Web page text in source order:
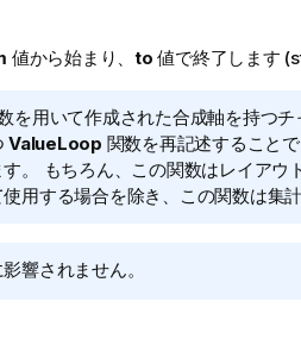
値から始まり、 to 値で終了します
を用いて作成された合成軸を持つ
ValueLoop 関数を再記述すること
。 もちろん、この関数はレイアウ
用する場合を除き、この関数は集
響されません。